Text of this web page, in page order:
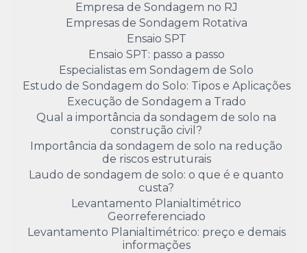
Empresa de Sondagem no RJ
Empresas de Sondagem Rotativa
Ensaio SPT
Ensaio SPT: passo a passo
Especialistas em Sondagem de Solo
Estudo de Sondagem do Solo: Tipos e Aplicações
Execução de Sondagem a Trado
Qual a importância da sondagem de solo na
construção civil?
Importância da sondagem de solo na redução
de riscos estruturais
Laudo de sondagem de solo: o que é e quanto
custa?
Levantamento Planialtimétrico
Georreferenciado
Levantamento Planialtimétrico: preço e demais
informações